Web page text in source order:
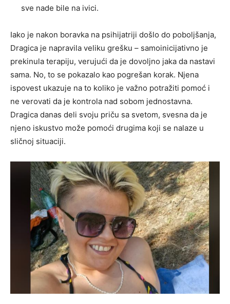
sve nade bile na ivici.
Iako je nakon boravka na psihijatriji došlo do poboljšanja,
Dragica je napravila veliku grešku – samoinicijativno je
prekinula terapiju, verujući da je dovoljno jaka da nastavi
sama. No, to se pokazalo kao pogrešan korak. Njena
ispovest ukazuje na to koliko je važno potražiti pomoć i
ne verovati da je kontrola nad sobom jednostavna.
Dragica danas deli svoju priču sa svetom, svesna da je
njeno iskustvo može pomoći drugima koji se nalaze u
sličnoj situaciji.